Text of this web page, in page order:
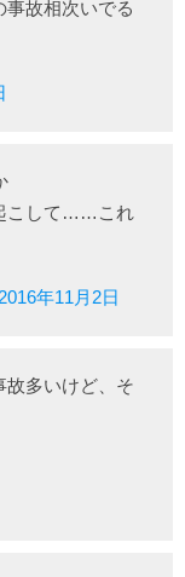
故相次いでる
こして……これ
2016年11月2日
故多いけど、そ